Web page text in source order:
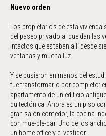
Nuevo orden
Los propietarios de esta
del paseo privado al que dan las
intactos que estaban allí desde
ventanas y mucha luz.
Y se pusieron en manos del
fue transformarlo por completo:
apartamento de un edificio
quitectónica. Ahora es un piso
gran salón comedor, la cocina
con mue-ble-bar. Uno de los
un home office y el vestidor.